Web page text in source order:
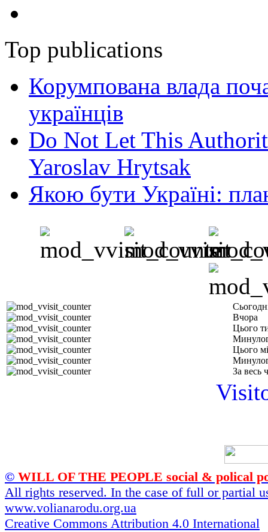
Top publications
Корумпована влада
українців
Do Not Let This
Yaroslav Hrytsak
Якою бути Україні:
Вчора
Цього
Цього
За весь
© WILL OF THE PEOPLE social & polical
All rights reserved. In the case of full or partial
www.volianarodu.org.ua
Creative Commons Attribution 4.0 International